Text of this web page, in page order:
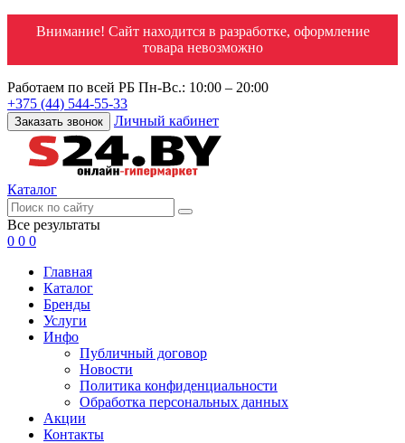
Внимание! Сайт находится в разработке, оформление
товара невозможно
Работаем по всей РБ Пн-Вс.: 10:00 – 20:00
+375 (44) 544-55-33
Заказать звонок Личный кабинет
Каталог
Все результаты
0 0 0
Главная
Каталог
Бренды
Услуги
Инфо
Публичный договор
Новости
Политика конфиденциальности
Обработка персональных данных
Акции
Контакты